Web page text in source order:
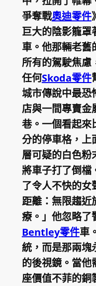
爭奪戰奧迪零件
巨大的陰影籠罩
車。他那輛老舊
所有的駕駛焦慮
任何Skoda零件
城市傳說中最恐
店與一間專賣金
巷。一個看起來
分的停車格，上
層可疑的白色粉
將車子打了倒檔
了令人不快的
距離：無限趨近
療。」他忽略了
Bentley零件車
統，而是那兩塊
的後視鏡。當他
座價值不菲的銅